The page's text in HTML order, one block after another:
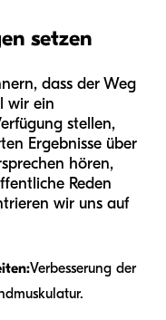
setzen
dass der Weg
wir ein
stellen,
Ergebnisse über
hören,
Reden
wir uns auf
Verbesserung der